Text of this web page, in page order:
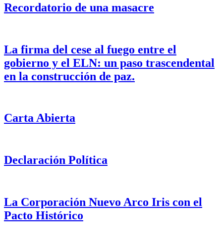
Recordatorio de una masacre
La firma del cese al fuego entre el
gobierno y el ELN: un paso trascendental
en la construcción de paz.
Carta Abierta
Declaración Política
La Corporación Nuevo Arco Iris con el
Pacto Histórico